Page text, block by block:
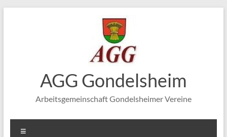
AGG Gondelsheim
Arbeitsgemeinschaft Gondelsheimer Vereine